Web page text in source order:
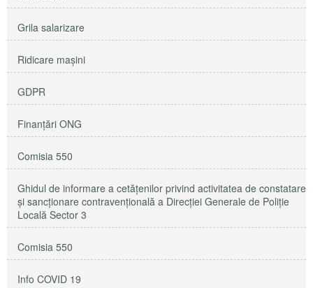
Grila salarizare
Ridicare maşini
GDPR
Finanțări ONG
Comisia 550
Ghidul de informare a cetățenilor privind activitatea de constatare
și sancționare contravențională a Direcției Generale de Poliție
Locală Sector 3
Comisia 550
Info COVID 19